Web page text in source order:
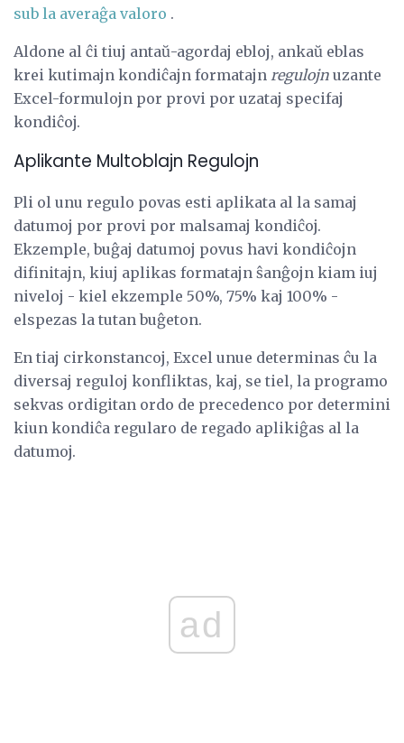
sub la averaĝa valoro .
Aldone al ĉi tiuj antaŭ-agordaj ebloj, ankaŭ eblas
krei kutimajn kondiĉajn formatajn regulojn uzante
Excel-formulojn por provi por uzataj specifaj
kondiĉoj.
Aplikante Multoblajn Regulojn
Pli ol unu regulo povas esti aplikata al la samaj
datumoj por provi por malsamaj kondiĉoj.
Ekzemple, buĝaj datumoj povus havi kondiĉojn
difinitajn, kiuj aplikas formatajn ŝanĝojn kiam iuj
niveloj - kiel ekzemple 50%, 75% kaj 100% -
elspezas la tutan buĝeton.
En tiaj cirkonstancoj, Excel unue determinas ĉu la
diversaj reguloj konfliktas, kaj, se tiel, la programo
sekvas ordigitan ordo de precedenco por determini
kiun kondiĉa regularo de regado aplikiĝas al la
datumoj.
ad